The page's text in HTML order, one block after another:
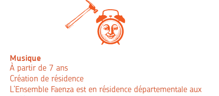
Musique
À partir de 7 ans
Création de résidence
L’Ensemble Faenza est en résidence départementale aux